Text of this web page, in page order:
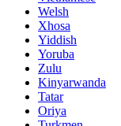
Welsh
Xhosa
Yiddish
Yoruba
Zulu
Kinyarwanda
Tatar
Oriya